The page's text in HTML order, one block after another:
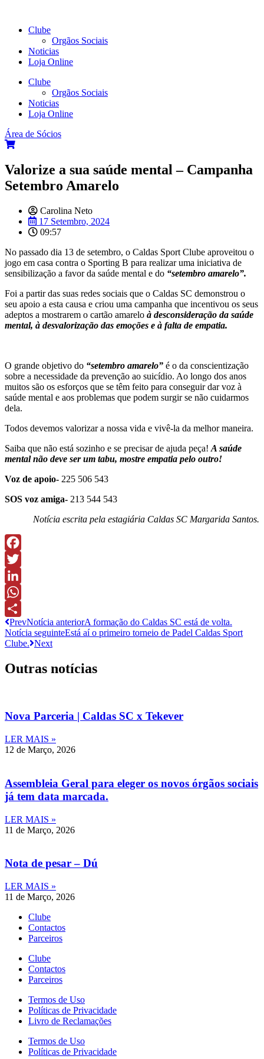
Clube
Orgãos Sociais
Noticias
Loja Online
Clube
Orgãos Sociais
Noticias
Loja Online
Área de Sócios
Valorize a sua saúde mental – Campanha
Setembro Amarelo
Carolina Neto
17 Setembro, 2024
09:57
No passado dia 13 de setembro, o Caldas Sport Clube aproveitou o
jogo em casa contra o Sporting B para realizar uma iniciativa de
sensibilização a favor da saúde mental e do “setembro amarelo”.
Foi a partir das suas redes sociais que o Caldas SC demonstrou o
seu apoio a esta causa e criou uma campanha que incentivou os seus
adeptos a mostrarem o cartão amarelo à desconsideração da saúde
mental, à desvalorização das emoções e à falta de empatia.
O grande objetivo do “setembro amarelo” é o da conscientização
sobre a necessidade da prevenção ao suicídio. Ao longo dos anos
muitos são os esforços que se têm feito para conseguir dar voz à
saúde mental e aos problemas que podem surgir se não cuidarmos
dela.
Todos devemos valorizar a nossa vida e vivê-la da melhor maneira.
Saiba que não está sozinho e se precisar de ajuda peça! A saúde
mental não deve ser um tabu, mostre empatia pelo outro!
Voz de apoio- 225 506 543
SOS voz amiga- 213 544 543
Notícia escrita pela estagiária Caldas SC Margarida Santos.
Facebook
Twitter
LinkedIn
WhatsApp
Share
PrevNotícia anteriorA formação do Caldas SC está de volta.
Notícia seguinteEstá aí o primeiro torneio de Padel Caldas Sport
Clube. Next
Outras notícias
Nova Parceria | Caldas SC x Tekever
LER MAIS »
12 de Março, 2026
Assembleia Geral para eleger os novos órgãos sociais
já tem data marcada.
LER MAIS »
11 de Março, 2026
Nota de pesar – Dú
LER MAIS »
11 de Março, 2026
Clube
Contactos
Parceiros
Clube
Contactos
Parceiros
Termos de Uso
Políticas de Privacidade
Livro de Reclamações
Termos de Uso
Políticas de Privacidade